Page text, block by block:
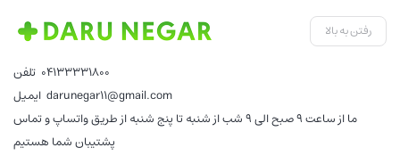
رفتن به بالا
04133331800
darunegar11@gmail.com
ما از ساعت 9 صبح الی 9 شب از شنبه تا پنج شنبه از طریق واتساپ و تماس
پشتیبان شما هستیم